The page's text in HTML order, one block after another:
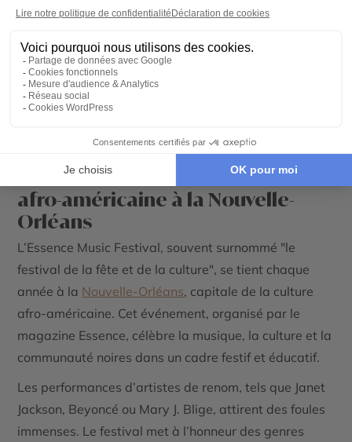
Au-delà de la musique, le festival propose des
offrant les saveurs de la scène gastronomique new-
yorkaise. Les festivaliers peuvent également profiter
de nombreuses activités, comme des jeux géants ou
à l’attrait de cet événement emblématique.
Essence Music Festival - La culture
afro-américaine à la Nouvelle-
Orléans
L’Essence Music Festival, souvent surnommé "le
festival de la fête et de la culture", se tient chaque
année à la Nouvelle-Orléans, capitale de la culture
afro-américaine. Cet événement, organisé par le
magazine Essence, célèbre la musique, la culture et la
communauté noires dans un cadre festif et éducatif.
Les performances d’artistes de renom, tels que Janet
Jackson, Beyoncé ou Mary J. Blige, attirent des foules
immenses. Le festival met à l’honneur des genres